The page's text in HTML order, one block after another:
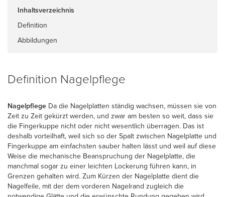
Inhaltsverzeichnis
Definition
Abbildungen
Definition Nagelpflege
Nagelpflege Da die Nagelplatten ständig wachsen, müssen sie von
Zeit zu Zeit gekürzt werden, und zwar am besten so weit, dass sie
die Fingerkuppe nicht oder nicht wesentlich überragen. Das ist
deshalb vorteilhaft, weil sich so der Spalt zwischen Nagelplatte und
Fingerkuppe am einfachsten sauber halten lässt und weil auf diese
Weise die mechanische Beanspruchung der Nagelplatte, die
manchmal sogar zu einer leichten Lockerung führen kann, in
Grenzen gehalten wird. Zum Kürzen der Nagelplatte dient die
Nagelfeile, mit der dem vorderen Nagelrand zugleich die